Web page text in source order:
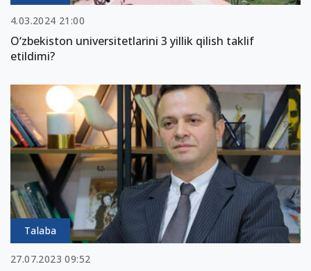
4.03.2024 21:00
O‘zbekiston universitetlarini 3 yillik qilish taklif
etildimi?
Talaba
27.07.2023 09:52